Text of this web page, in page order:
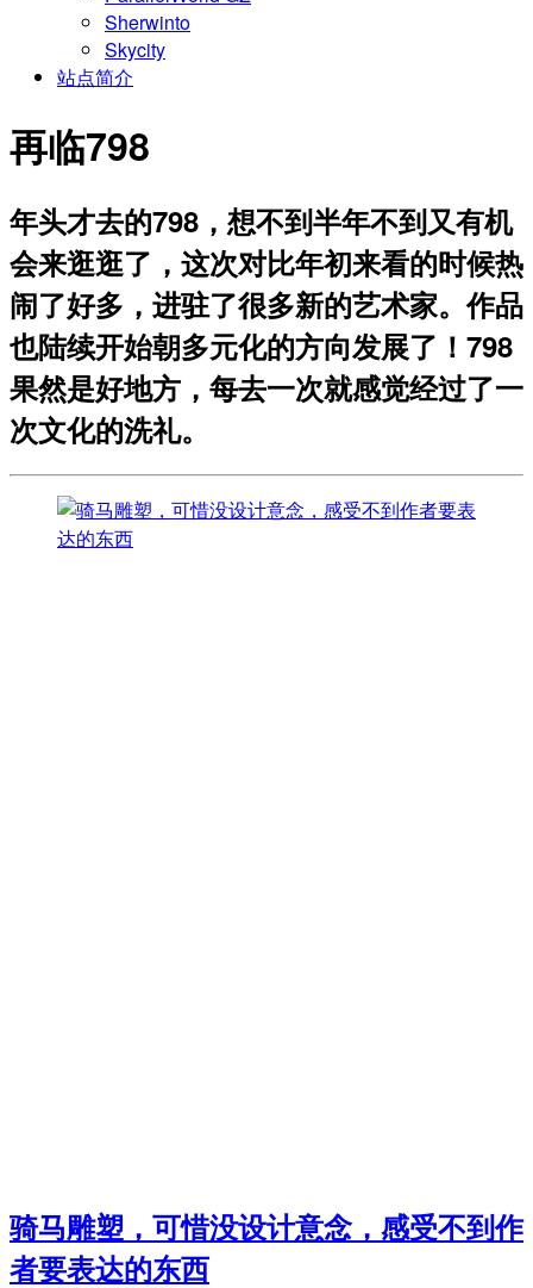
Sherwinto
Skycity
站点简介
再临798
年头才去的798，想不到半年不到又有机
会来逛逛了，这次对比年初来看的时候热
闹了好多，进驻了很多新的艺术家。作品
也陆续开始朝多元化的方向发展了！798
果然是好地方，每去一次就感觉经过了一
次文化的洗礼。
骑马雕塑，可惜没设计意念，感受不到作
者要表达的东西